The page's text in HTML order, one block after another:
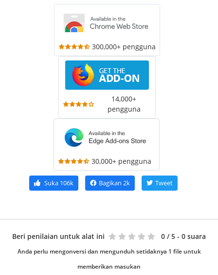
300,000+ pengguna
14,000+
pengguna
30,000+ pengguna
Suka106k Bagikan 2k Tweet
Beri penilaian untuk alat ini 0 / 5 - 0 suara
Anda perlu mengonversi dan mengunduh setidaknya 1 file untuk
memberikan masukan